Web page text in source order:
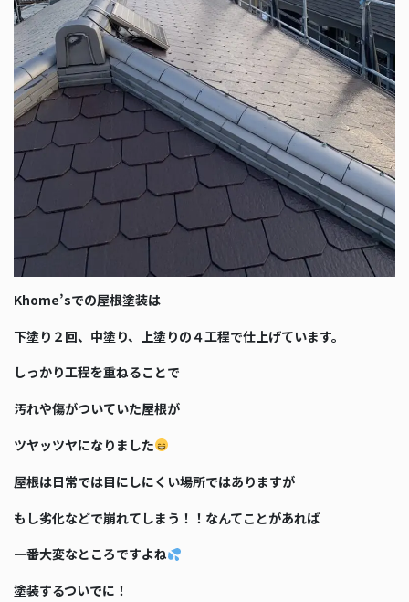
Khome’sでの屋根塗装は
下塗り２回、中塗り、上塗りの４工程で仕上げています。
しっかり工程を重ねることで
汚れや傷がついていた屋根が
ツヤッツヤになりました
屋根は日常では目にしにくい場所ではありますが
もし劣化などで崩れてしまう！！なんてことがあれば
一番大変なところですよね
塗装するついでに！